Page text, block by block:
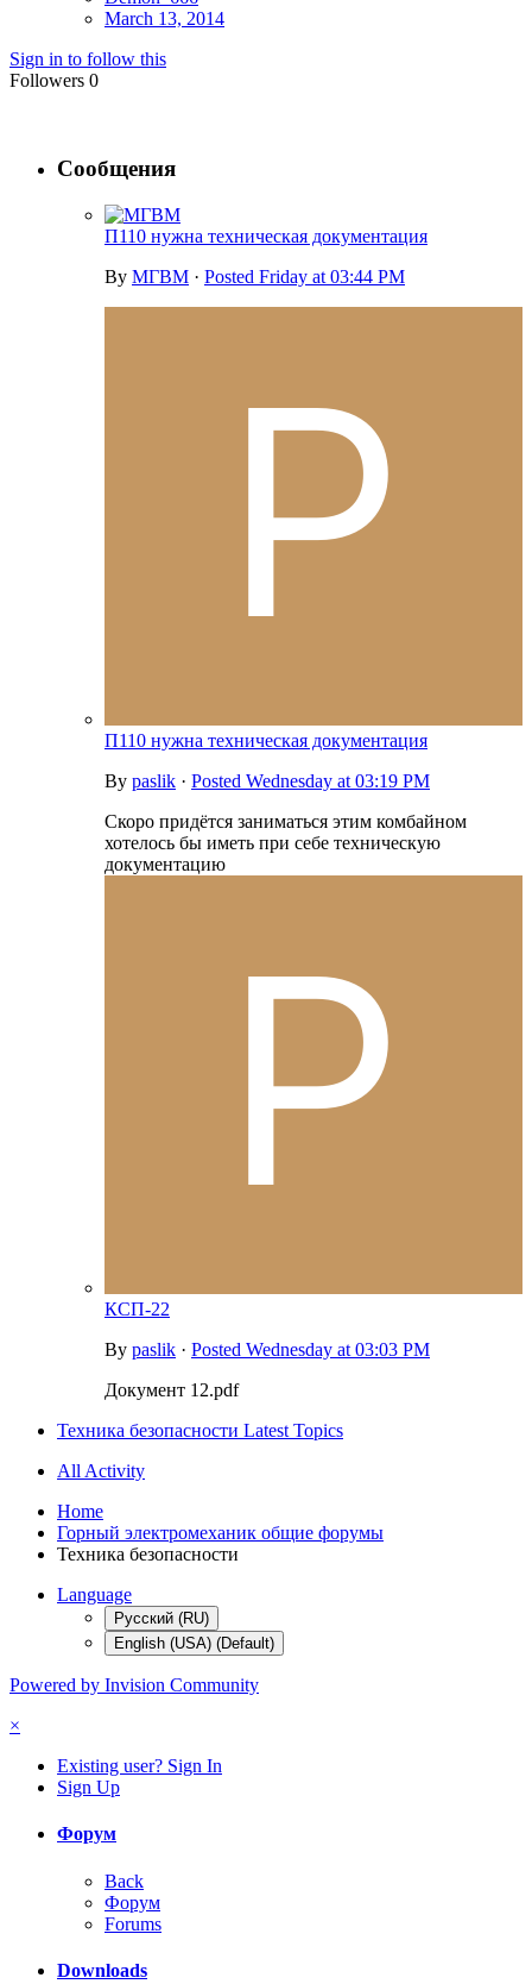
March 13, 2014
Sign in to follow this
Followers 0
Сообщения
П110 нужна техническая документация
By МГВМ · Posted Friday at 03:44 PM
П110 нужна техническая документация
By paslik · Posted Wednesday at 03:19 PM
Скоро придётся заниматься этим комбайном
хотелось бы иметь при себе техническую
документацию
КСП-22
By paslik · Posted Wednesday at 03:03 PM
Документ 12.pdf
Техника безопасности Latest Topics
All Activity
Home
Горный электромеханик общие форумы
Техника безопасности
Language
Русский (RU)
English (USA) (Default)
Powered by Invision Community
×
Existing user? Sign In
Sign Up
Форум
Back
Форум
Forums
Downloads